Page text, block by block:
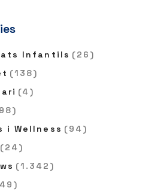
Infantils (26)
(138)
(4)
i Wellness (94)
(24)
(1.342)